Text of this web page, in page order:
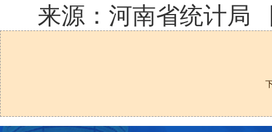
来源：河南省统计局